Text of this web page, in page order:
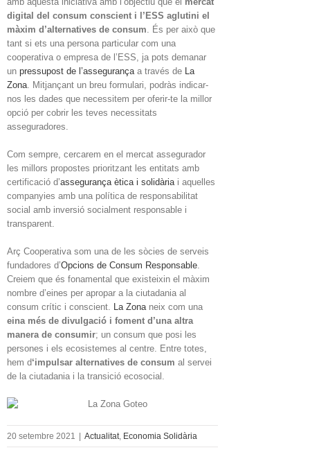
digital del consum conscient i l’ESS aglutini el
màxim d’alternatives de consum. És per això que
tant si ets una persona particular com una
cooperativa o empresa de l’ESS, ja pots demanar
un pressupost de l’assegurançaa través de La
Zona. Mitjançant un breu formulari, podràs indicar-
nos les dades que necessitem per oferir-te la millor
opció per cobrir les teves necessitats
asseguradores.
Com sempre, cercarem en el mercat assegurador
les millors propostes prioritzant les entitats amb
certificació d’assegurança ètica i solidàriai aquelles
companyies amb una política de responsabilitat
social amb inversió socialment responsable i
transparent.
Arç Cooperativa som una de les sòcies de serveis
fundadores d’Opcions de Consum Responsable.
Creiem que és fonamental que existeixin el màxim
nombre d’eines per apropar a la ciutadania al
consum crític i conscient. La Zonaneix com una
eina més de divulgació i foment d’una altra
manera de consumir; un consum que posi les
persones i els ecosistemes al centre. Entre totes,
hem d‘impulsar alternatives de consum al servei
de la ciutadania i la transició ecosocial.
20 setembre 2021 Actualitat, Economia Solidària